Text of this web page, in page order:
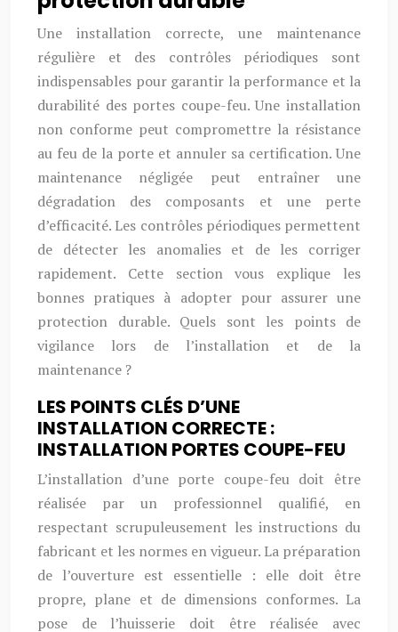
Une installation correcte, une maintenance
régulière et des contrôles périodiques sont
indispensables pour garantir la performance et la
durabilité des portes coupe-feu. Une installation
non conforme peut compromettre la résistance
au feu de la porte et annuler sa certification. Une
maintenance négligée peut entraîner une
dégradation des composants et une perte
d’efficacité. Les contrôles périodiques permettent
de détecter les anomalies et de les corriger
rapidement. Cette section vous explique les
bonnes pratiques à adopter pour assurer une
protection durable. Quels sont les points de
vigilance lors de l’installation et de la
maintenance ?
LES POINTS CLÉS D’UNE
INSTALLATION CORRECTE :
INSTALLATION PORTES COUPE-FEU
L’installation d’une porte coupe-feu doit être
réalisée par un professionnel qualifié, en
respectant scrupuleusement les instructions du
fabricant et les normes en vigueur. La préparation
de l’ouverture est essentielle : elle doit être
propre, plane et de dimensions conformes. La
pose de l’huisserie doit être réalisée avec